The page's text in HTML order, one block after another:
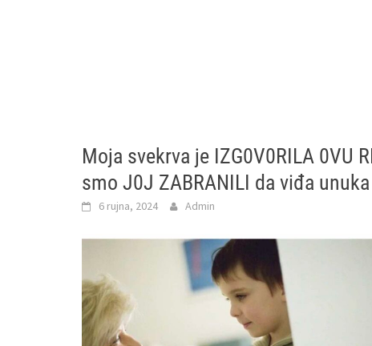
Moja svekrva je IZG0V0RILA 0VU
smo J0J ZABRANILI da viđa unuka
6 rujna, 2024 Admin